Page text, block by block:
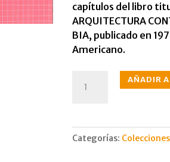
capítulos del libro
ARQUI­TECTURA
BIA, publicado en
Americano.
Arquitectura
colombiana
AÑADIR
Categorías: Colecciones